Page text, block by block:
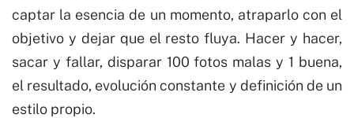
captar la esencia de un momento, atraparlo con el
objetivo y dejar que el resto fluya. Hacer y hacer,
sacar y fallar, disparar 100 fotos malas y 1 buena,
el resultado, evolución constante y definición de un
estilo propio.